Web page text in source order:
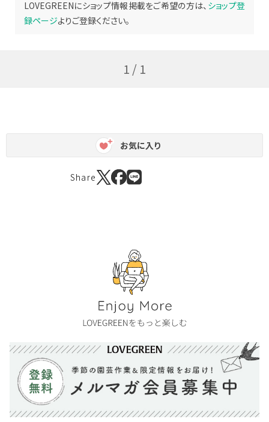
LOVEGREENにショップ情報掲載をご希望の方は、 ショップ登
録ページよりご登録ください。
1 / 1
お気に入り
Share